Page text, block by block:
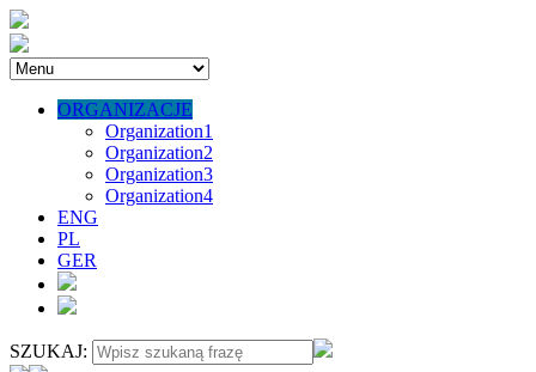
ORGANIZACJE
Organization1
Organization2
Organization3
Organization4
ENG
PL
GER
SZUKAJ: